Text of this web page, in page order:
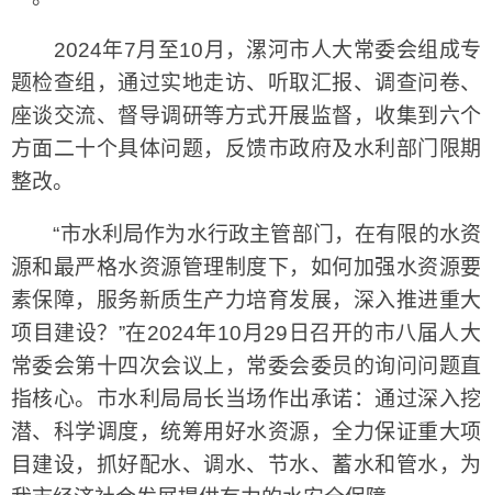
2024年7月至10月，漯河市人大常委会组成专
题检查组，通过实地走访、听取汇报、调查问卷、
座谈交流、督导调研等方式开展监督，收集到六个
方面二十个具体问题，反馈市政府及水利部门限期
整改。
“市水利局作为水行政主管部门，在有限的水资
源和最严格水资源管理制度下，如何加强水资源要
素保障，服务新质生产力培育发展，深入推进重大
项目建设？”在2024年10月29日召开的市八届人大
常委会第十四次会议上，常委会委员的询问问题直
指核心。市水利局局长当场作出承诺：通过深入挖
潜、科学调度，统筹用好水资源，全力保证重大项
目建设，抓好配水、调水、节水、蓄水和管水，为